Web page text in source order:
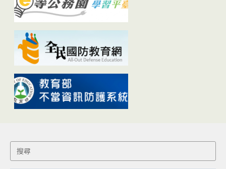
Search
for: